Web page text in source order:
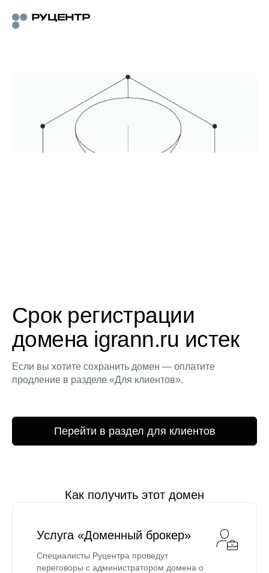
Срок регистрации
домена igrann.ru истек
Если вы хотите сохранить домен — оплатите
продление в разделе «Для клиентов».
Перейти в раздел для клиентов
Как получить этот домен
Услуга «Доменный брокер»
Специалисты Руцентра проведут
переговоры с администратором домена о